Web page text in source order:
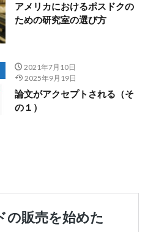
アメリカにおけるポスドクの
ための研究室の選び方
2021年7月10日
2025年9月19日
論文がアクセプトされる（そ
の１）